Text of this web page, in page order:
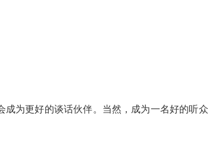
为更好的谈话伙伴。当然，成为一名好的听